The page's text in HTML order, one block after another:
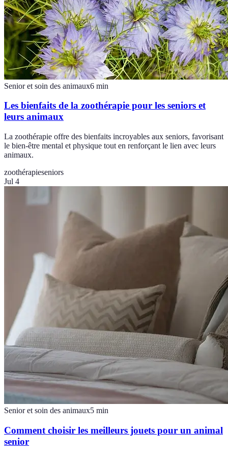
Senior et soin des animaux6 min
Les bienfaits de la zoothérapie pour les seniors et
leurs animaux
La zoothérapie offre des bienfaits incroyables aux seniors, favorisant
le bien-être mental et physique tout en renforçant le lien avec leurs
animaux.
zoothérapieseniors
Jul 4
Senior et soin des animaux5 min
Comment choisir les meilleurs jouets pour un animal
senior